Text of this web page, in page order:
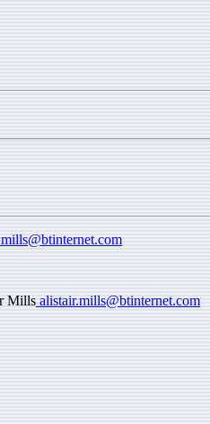
Mills alistair.mills@btinternet.com